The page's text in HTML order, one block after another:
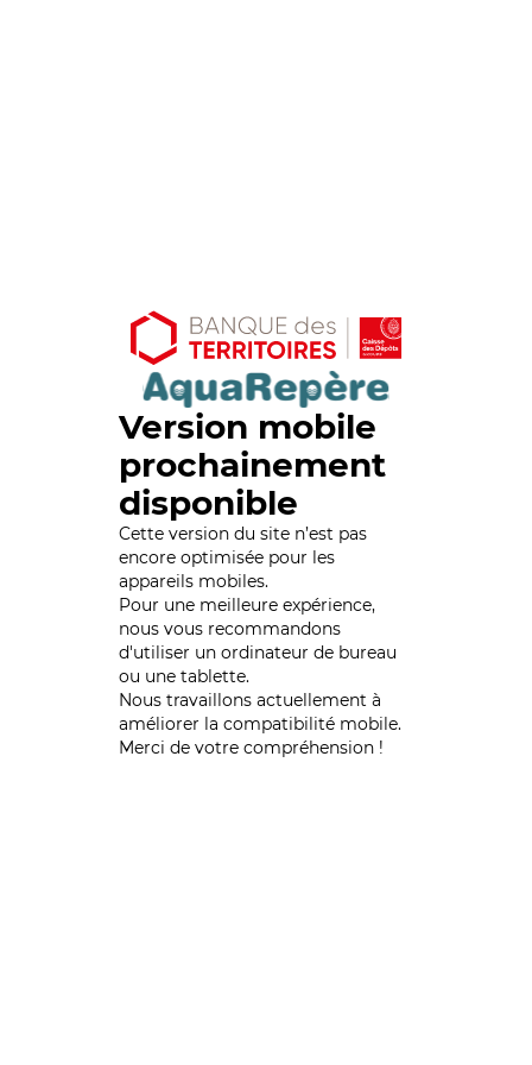
Version mobile
prochainement
disponible
Cette version du site n’est pas
encore optimisée pour les
appareils mobiles.
Pour une meilleure expérience,
nous vous recommandons
d'utiliser un ordinateur de bureau
ou une tablette.
Nous travaillons actuellement à
améliorer la compatibilité mobile.
Merci de votre compréhension !